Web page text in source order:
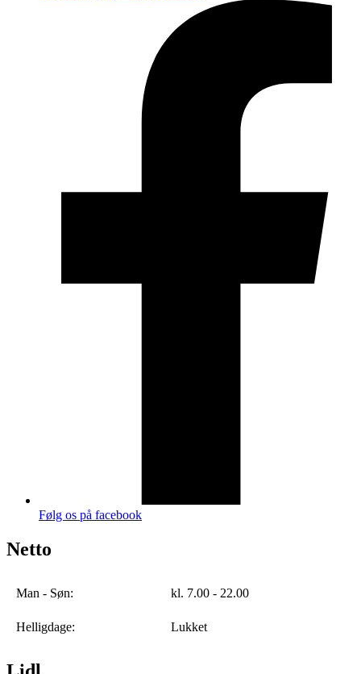
Følg os på facebook
Netto
Man - Søn: kl. 7.00 - 22.00
Helligdage: Lukket